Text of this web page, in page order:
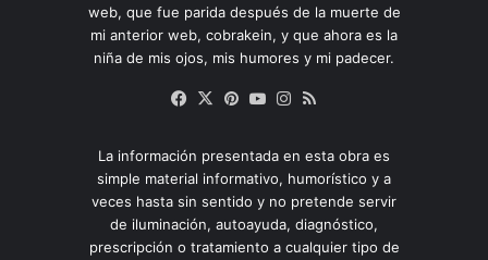
web, que fue parida después de la muerte de
mi anterior web, cobrakein, y que ahora es la
niña de mis ojos, mis humores y mi padecer.
Facebook
X Pinterest
YouTubeInstagram
La información presentada en esta obra es
simple material informativo, humorístico y a
veces hasta sin sentido y no pretende servir
de iluminación, autoayuda, diagnóstico,
prescripción o tratamiento a cualquier tipo de